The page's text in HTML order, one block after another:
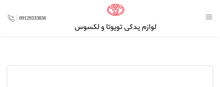
لوازم یدکی تویوتا و لکسوس
09129333836